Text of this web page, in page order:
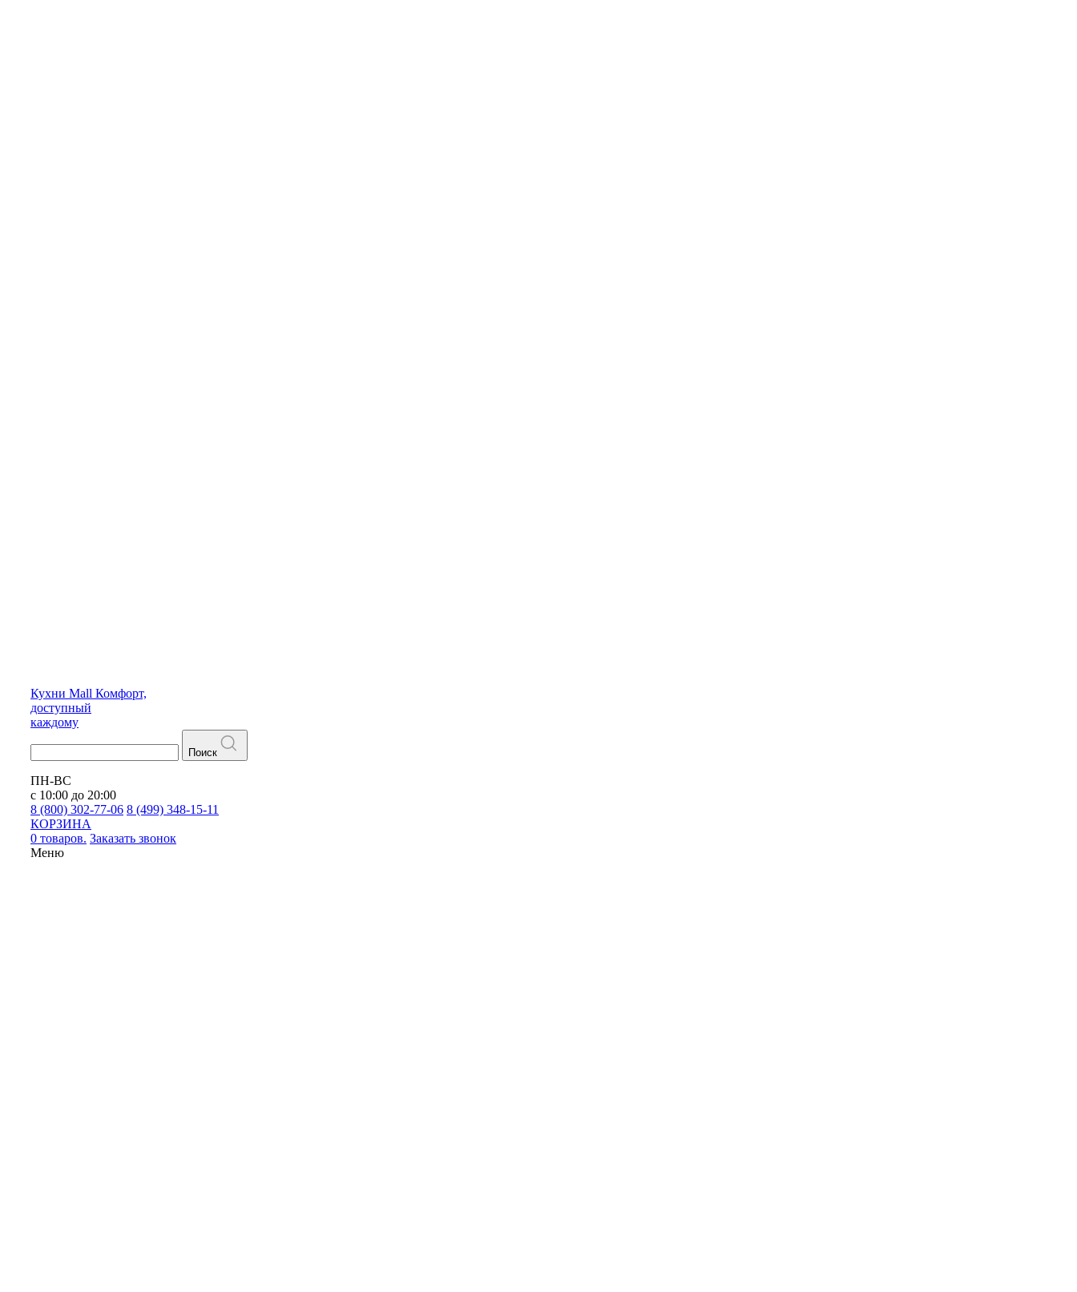
Кухни Mall Комфорт,
доступный
каждому
Поиск
ПН-ВС
с 10:00 до 20:00
8 (800) 302-77-06 8 (499) 348-15-11
КОРЗИНА
0 товаров. Заказать звонок
Меню